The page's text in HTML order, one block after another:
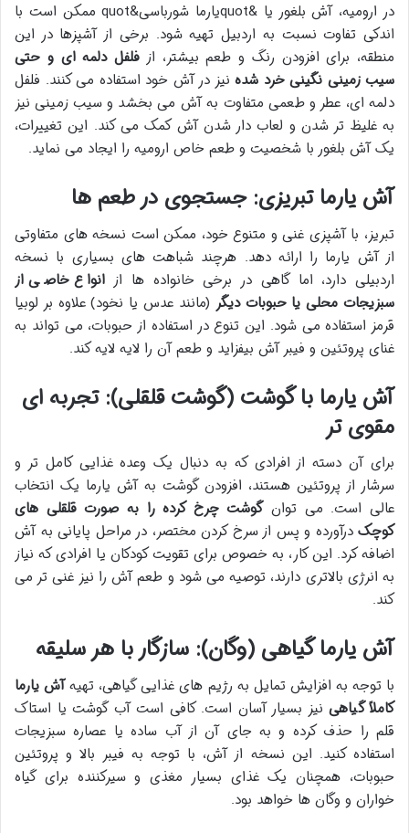
در ارومیه، آش بلغور یا &quotیارما شورباسی&quot ممکن است با
اندکی تفاوت نسبت به اردبیل تهیه شود. برخی از آشپزها در این
منطقه، برای افزودن رنگ و طعم بیشتر، از فلفل دلمه ای و حتی
سیب زمینی نگینی خرد شده نیز در آش خود استفاده می کنند. فلفل
دلمه ای، عطر و طعمی متفاوت به آش می بخشد و سیب زمینی نیز
به غلیظ تر شدن و لعاب دار شدن آش کمک می کند. این تغییرات،
یک آش بلغور با شخصیت و طعم خاص ارومیه را ایجاد می نماید.
آش یارما تبریزی: جستجوی در طعم ها
تبریز، با آشپزی غنی و متنوع خود، ممکن است نسخه های متفاوتی
از آش یارما را ارائه دهد. هرچند شباهت های بسیاری با نسخه
اردبیلی دارد، اما گاهی در برخی خانواده ها از انواع خاصی از
سبزیجات محلی یا حبوبات دیگر (مانند عدس یا نخود) علاوه بر لوبیا
قرمز استفاده می شود. این تنوع در استفاده از حبوبات، می تواند به
غنای پروتئین و فیبر آش بیفزاید و طعم آن را لایه لایه کند.
آش یارما با گوشت (گوشت قلقلی): تجربه ای
مقوی تر
برای آن دسته از افرادی که به دنبال یک وعده غذایی کامل تر و
سرشار از پروتئین هستند، افزودن گوشت به آش یارما یک انتخاب
عالی است. می توانگوشت چرخ کرده را به صورت قلقلی های
کوچک درآورده و پس از سرخ کردن مختصر، در مراحل پایانی به آش
اضافه کرد. این کار، به خصوص برای تقویت کودکان یا افرادی که نیاز
به انرژی بالاتری دارند، توصیه می شود و طعم آش را نیز غنی تر می
کند.
آش یارما گیاهی (وگان): سازگار با هر سلیقه
با توجه به افزایش تمایل به رژیم های غذایی گیاهی، تهیهآش یارما
کاملاً گیاهینیز بسیار آسان است. کافی است آب گوشت یا استاک
قلم را حذف کرده و به جای آن از آب ساده یا عصاره سبزیجات
استفاده کنید. این نسخه از آش، با توجه به فیبر بالا و پروتئین
حبوبات، همچنان یک غذای بسیار مغذی و سیرکننده برای گیاه
خواران و وگان ها خواهد بود.